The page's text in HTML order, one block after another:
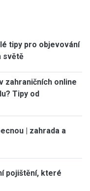
tipy pro objevování
světě
zahraničních online
Tipy od
| zahrada a
pojištění, které